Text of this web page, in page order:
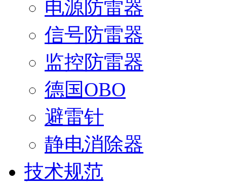
电源防雷器
信号防雷器
监控防雷器
德国OBO
避雷针
静电消除器
技术规范